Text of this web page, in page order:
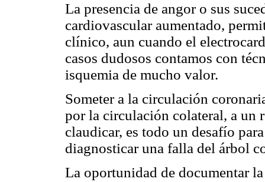
La presencia de angor o sus
cardiovascular aumentado,
clínico, aun cuando el
casos dudosos contamos con
isquemia de mucho valor.
Someter a la circulación
por la circulación colateral, a un
claudicar, es todo un desafío
diagnosticar una falla del árbol
La oportunidad de documentar